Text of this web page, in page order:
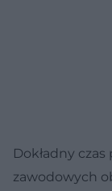
Dokładny
zawodowych